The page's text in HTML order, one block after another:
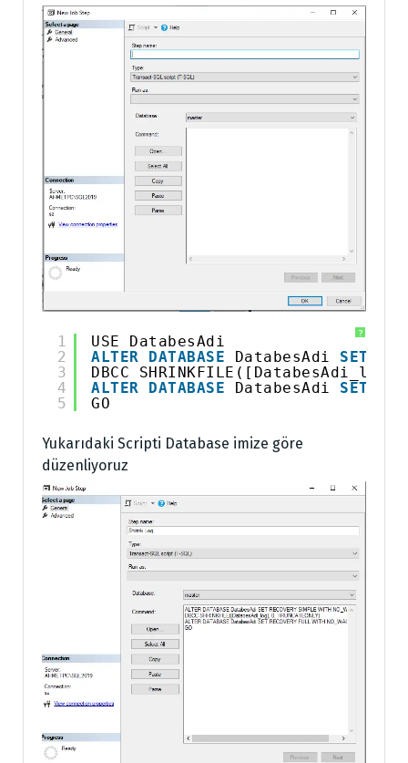
?
1
2
3
4
5
USE DatabesAdi
ALTER
DATABASE DatabesAdi SET
DBCC
ALTER
DATABASE DatabesAdi SET
GO
Yukarıdaki Scripti Database imize göre
düzenliyoruz